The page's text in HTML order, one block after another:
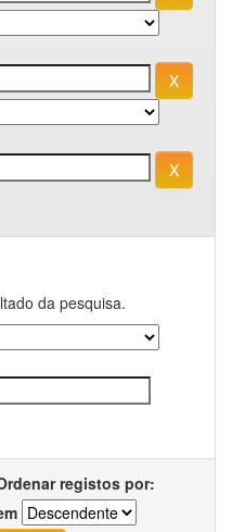
da pesquisa.
registos por: